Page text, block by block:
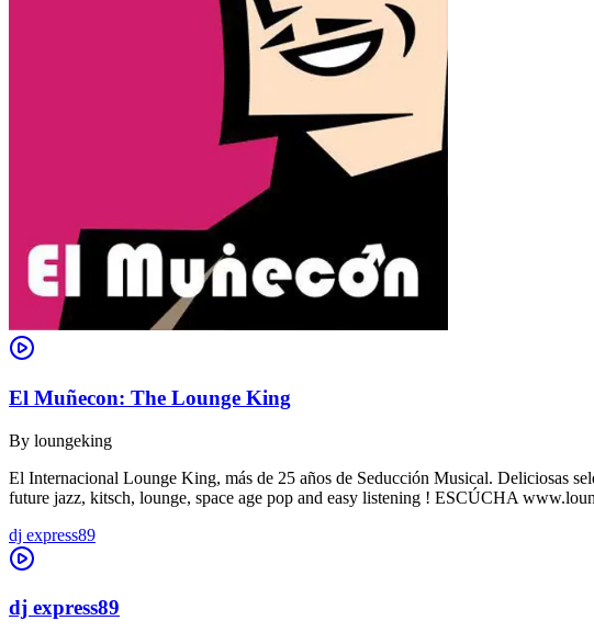
El Muñecon: The Lounge King
By loungeking
El Internacional Lounge King, más de 25 años de Seducción Musical. Deliciosas
future jazz, kitsch, lounge, space age pop and easy listening ! ESCÚCHA
dj express89
dj express89